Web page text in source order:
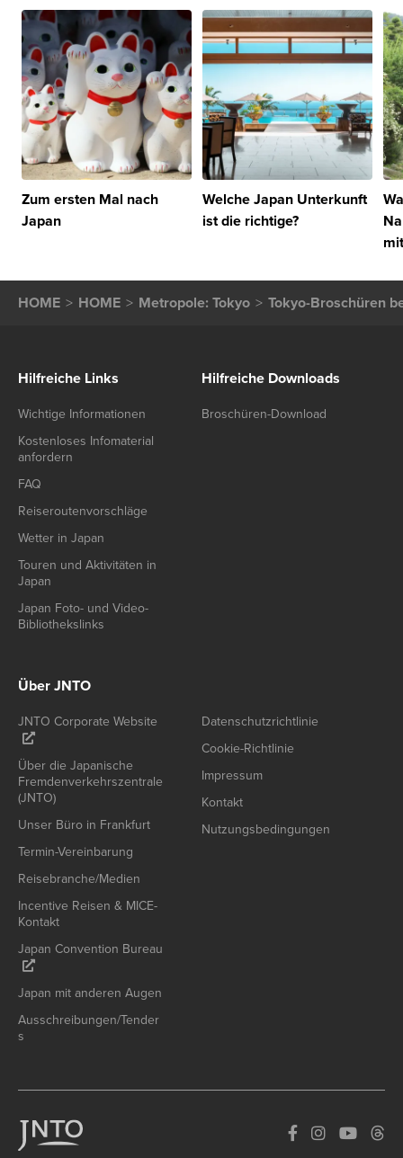
Zum ersten Mal nach
Japan
Welche Japan Unterkunft
ist die richtige?
HOME HOME Metropole: Tokyo Tokyo-Broschüren
Hilfreiche Links
Wichtige Informationen
Kostenloses Infomaterial
anfordern
FAQ
Reiseroutenvorschläge
Wetter in Japan
Touren und Aktivitäten in
Japan
Japan Foto- und Video-
Bibliothekslinks
Hilfreiche Downloads
Broschüren-Download
Über JNTO
JNTO Corporate Website
Über die Japanische
Fremdenverkehrszentrale
(JNTO)
Unser Büro in Frankfurt
Termin-Vereinbarung
Reisebranche/Medien
Incentive Reisen & MICE-
Kontakt
Japan Convention Bureau
Japan mit anderen Augen
Ausschreibungen/Tender
s
Datenschutzrichtlinie
Cookie-Richtlinie
Impressum
Kontakt
Nutzungsbedingungen